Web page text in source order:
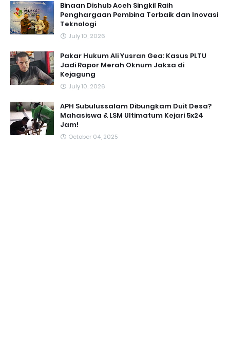
Binaan Dishub Aceh Singkil Raih
Penghargaan Pembina Terbaik dan Inovasi
Teknologi
July 10, 2026
Pakar Hukum Ali Yusran Gea: Kasus PLTU
Jadi Rapor Merah Oknum Jaksa di
Kejagung
July 10, 2026
APH Subulussalam Dibungkam Duit Desa?
Mahasiswa & LSM Ultimatum Kejari 5x24
Jam!
October 04, 2025